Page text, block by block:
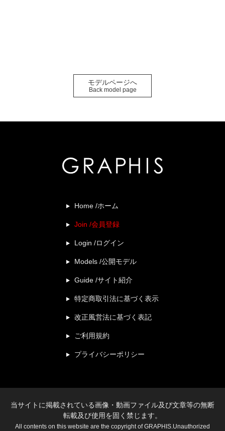
モデルページへ
Back model page
Home /ホーム
Join /会員登録
Login /ログイン
Models /公開モデル
Guide /サイト紹介
特定商取引法に基づく表示
改正風営法に基づく表記
ご利用規約
プライバシーポリシー
当サイトに掲載されている画像・動画ファイル及び文章等の無断
転載及び使用を固く禁じます。
All contents on this website are the copyright of GRAPHIS.Unauthorized